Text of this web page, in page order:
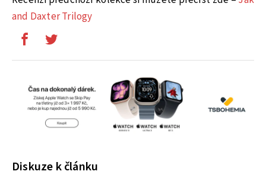
and Daxter Trilogy
Diskuze k článku